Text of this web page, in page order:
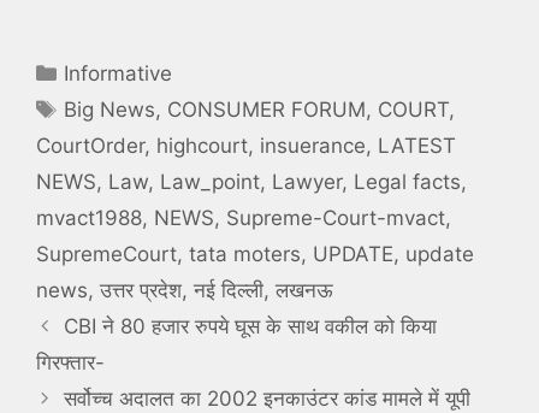
Categories
Informative
Tags
Big News, CONSUMER FORUM, COURT,
CourtOrder, highcourt, insuerance, LATEST
NEWS, Law, Law_point, Lawyer, Legal facts,
mvact1988, NEWS, Supreme-Court-mvact,
SupremeCourt, tata moters, UPDATE, update
news, उत्तर प्रदेश, नई दिल्ली, लखनऊ
CBI ने 80 हजार रुपये घूस के साथ वकील को किया
गिरफ्तार-
सर्वोच्च अदालत का 2002 इनकाउंटर कांड मामले में यूपी